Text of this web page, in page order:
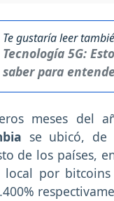
Te gustaría leer
Tecnología 5G:
saber para
meses del
se ubicó, de
de los países,
por bitcoins